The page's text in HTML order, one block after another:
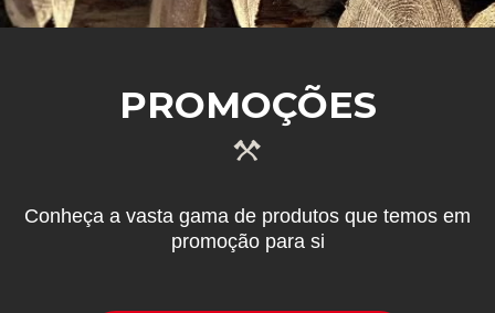
PROMOÇÕES
Conheça a vasta gama de produtos que temos em
promoção para si